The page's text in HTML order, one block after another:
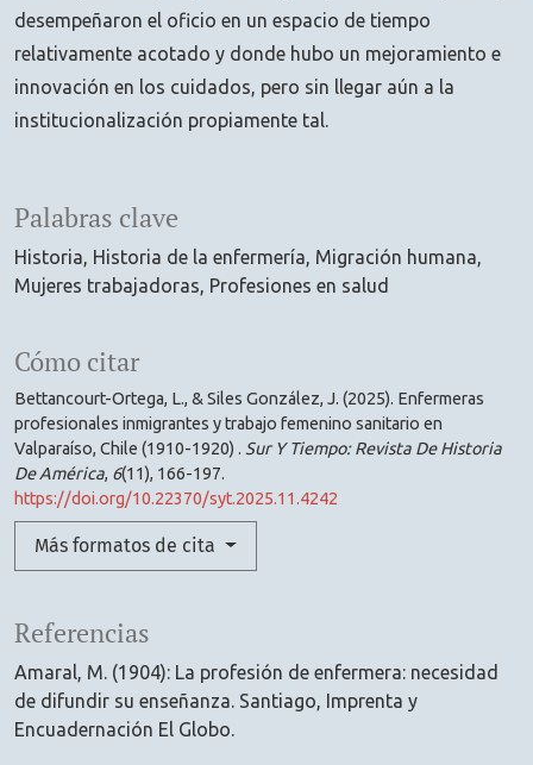
Palabras clave
Historia Historia de la enfermería Migración humana
Mujeres trabajadoras Profesiones en salud
Cómo citar
Bettancourt-Ortega, L., & Siles González, J. (2025). Enfermeras
profesionales inmigrantes y trabajo femenino sanitario en
Valparaíso, Chile (1910-1920) . Sur Y Tiempo: Revista De Historia
De América, 6(11), 166-197.
https://doi.org/10.22370/syt.2025.11.4242
Más formatos de cita
desempeñaron el oficio en un espacio de tiempo
relativamente acotado y donde hubo un mejoramiento e
innovación en los cuidados, pero sin llegar aún a la
institucionalización propiamente tal.
Referencias
Amaral, M. (1904): La profesión de enfermera: necesidad
de difundir su enseñanza. Santiago, Imprenta y
Encuadernación El Globo.